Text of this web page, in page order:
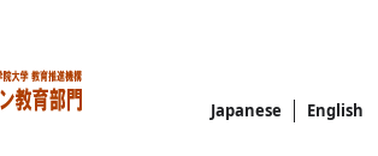
Japanese English